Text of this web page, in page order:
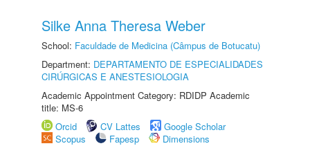
Silke Anna Theresa Weber
School: Faculdade de Medicina (Câmpus de Botucatu)
Department: DEPARTAMENTO DE ESPECIALIDADES
CIRÚRGICAS E ANESTESIOLOGIA
Academic Appointment Category: RDIDP Academic
title: MS-6
Orcid
CV Lattes
Google Scholar
Scopus
Fapesp Dimensions